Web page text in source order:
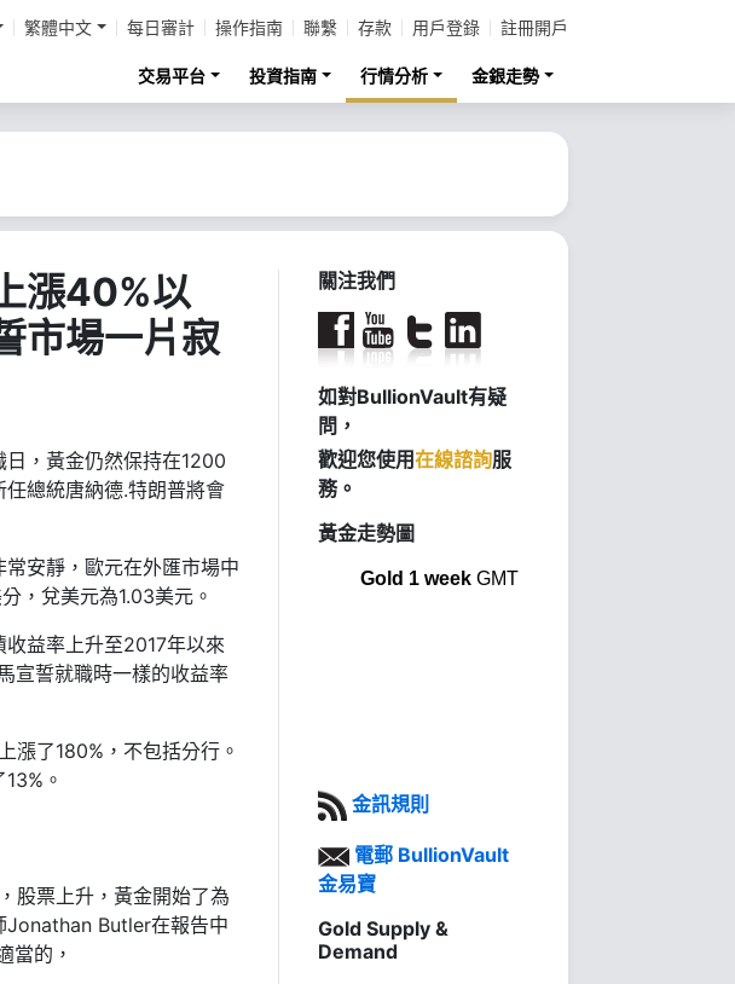
繁體中文 每日審計 操作指南 聯繫 存款 用戶登錄 註冊開戶
交易平台 投資指南 行情分析 金銀走勢
漲40%以
市場一片寂
，黃金仍然保持在1200
總統唐納德.特朗普將會
安靜，歐元在外匯市場中
，兌美元為1.03美元。
益率上升至2017年以來
宣誓就職時一樣的收益率
漲了180%，不包括分行。
。
股票上升，黃金開始了為
Jonathan Butler在報告中
當的，
關注我們
如對BullionVault有疑
問，
歡迎您使用在線諮詢服
務。
黃金走勢圖
Gold 1 weekGMT
金訊規則
電郵 BullionVault
金易寶
Gold Supply &
Demand